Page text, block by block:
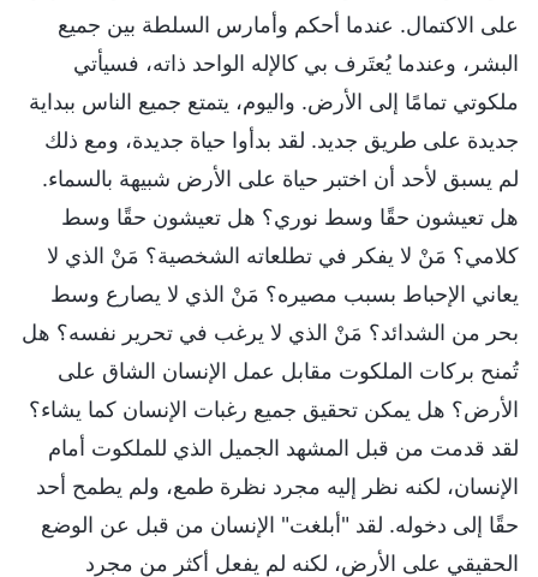
على الاكتمال. عندما أحكم وأمارس السلطة بين جميع
البشر، وعندما يُعتَرف بي كالإله الواحد ذاته، فسيأتي
ملكوتي تمامًا إلى الأرض. واليوم، يتمتع جميع الناس ببداية
جديدة على طريق جديد. لقد بدأوا حياة جديدة، ومع ذلك
لم يسبق لأحد أن اختبر حياة على الأرض شبيهة بالسماء.
هل تعيشون حقًا وسط نوري؟ هل تعيشون حقًا وسط
كلامي؟ مَنْ لا يفكر في تطلعاته الشخصية؟ مَنْ الذي لا
يعاني الإحباط بسبب مصيره؟ مَنْ الذي لا يصارع وسط
بحر من الشدائد؟ مَنْ الذي لا يرغب في تحرير نفسه؟ هل
تُمنح بركات الملكوت مقابل عمل الإنسان الشاق على
الأرض؟ هل يمكن تحقيق جميع رغبات الإنسان كما يشاء؟
لقد قدمت من قبل المشهد الجميل الذي للملكوت أمام
الإنسان، لكنه نظر إليه مجرد نظرة طمع، ولم يطمح أحد
حقًا إلى دخوله. لقد "أبلغت" الإنسان من قبل عن الوضع
الحقيقي على الأرض، لكنه لم يفعل أكثر من مجرد